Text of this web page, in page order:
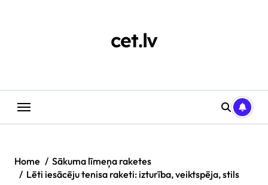
cet.lv
Home
Sākuma līmeņa raketes
Lēti iesācēju tenisa raketi: izturība, veiktspēja, stils